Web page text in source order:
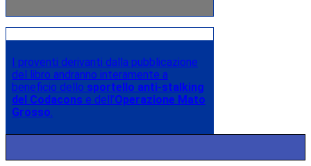
I proventi derivanti dalla pubblicazione
del libro andranno interamente a
beneficio dello sportello anti-stalking
del Codacons e dell’Operazione Mato
Grosso.